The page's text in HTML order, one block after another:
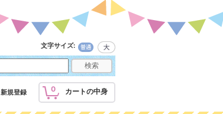
文字サイズ:
0 カートの中身
新規登録